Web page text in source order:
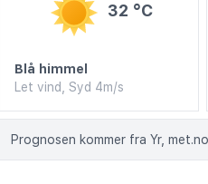
32 °C
Blå himmel
Let vind, Syd 4m/s
Prognosen kommer fra Yr,